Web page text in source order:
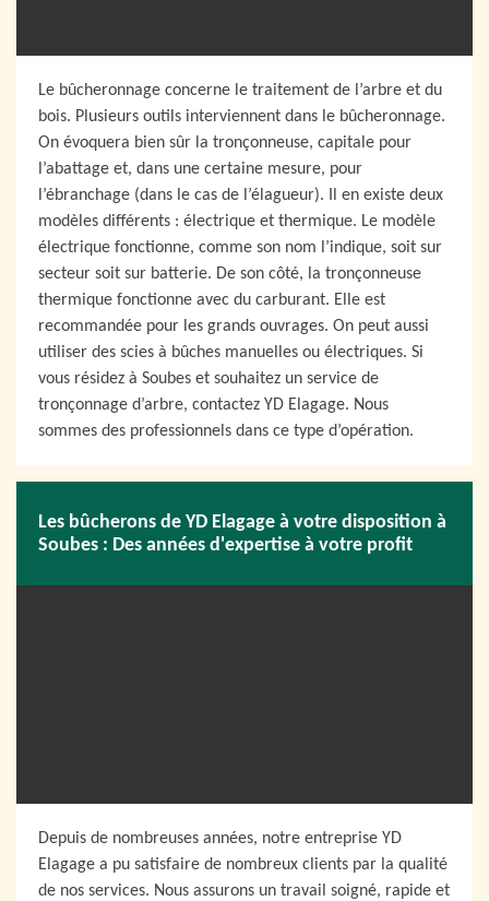
Le bûcheronnage concerne le traitement de l’arbre et du
bois. Plusieurs outils interviennent dans le bûcheronnage.
On évoquera bien sûr la tronçonneuse, capitale pour
l’abattage et, dans une certaine mesure, pour
l’ébranchage (dans le cas de l’élagueur). Il en existe deux
modèles différents : électrique et thermique. Le modèle
électrique fonctionne, comme son nom l’indique, soit sur
secteur soit sur batterie. De son côté, la tronçonneuse
thermique fonctionne avec du carburant. Elle est
recommandée pour les grands ouvrages. On peut aussi
utiliser des scies à bûches manuelles ou électriques. Si
vous résidez à Soubes et souhaitez un service de
tronçonnage d’arbre, contactez YD Elagage. Nous
sommes des professionnels dans ce type d’opération.
Les bûcherons de YD Elagage à votre disposition à
Soubes : Des années d'expertise à votre profit
Depuis de nombreuses années, notre entreprise YD
Elagage a pu satisfaire de nombreux clients par la qualité
de nos services. Nous assurons un travail soigné, rapide et